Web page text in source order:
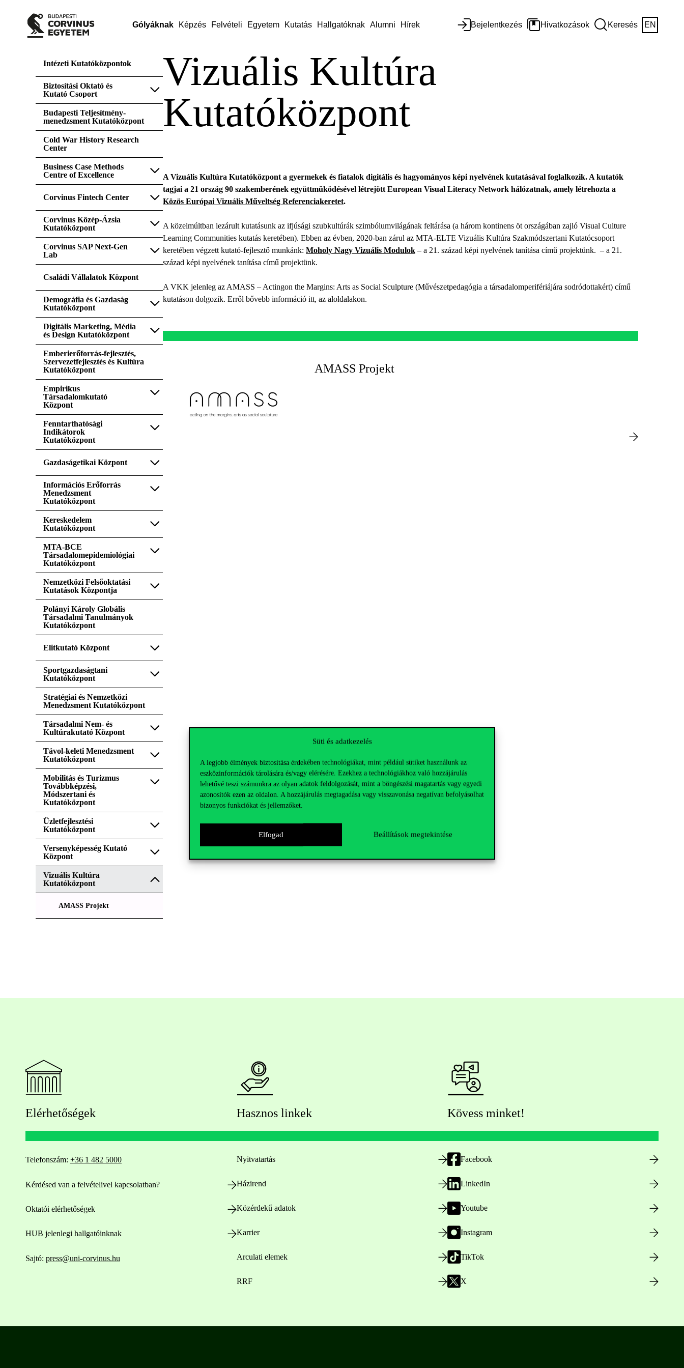
Süti és adatkezelés
A legjobb élmények biztosítása érdekében technológiákat, mint például sütiket használunk az
eszközinformációk tárolására és/vagy elérésére. Ezekhez a technológiákhoz való hozzájárulás
lehetővé teszi számunkra az olyan adatok feldolgozását, mint a böngészési magatartás vagy egyedi
azonosítók ezen az oldalon. A hozzájárulás megtagadása vagy visszavonása negatívan befolyásolhat
bizonyos funkciókat és jellemzőket.
Elfogad Beállítások megtekintése
Gólyáknak Képzés Felvételi Egyetem Kutatás Hallgatóknak Alumni Hírek Bejelentkezés Hivatkozások Keresés EN
Intézeti Kutatóközpontok
Biztosítási Oktató és
Kutató Csoport
Budapesti Teljesítmény-
menedzsment Kutatóközpont
Cold War History Research
Center
Business Case Methods
Centre of Excellence
Corvinus Fintech Center
Corvinus Közép-Ázsia
Kutatóközpont
Corvinus SAP Next-Gen
Lab
Családi Vállalatok Központ
Demográfia és Gazdaság
Kutatóközpont
Digitális Marketing, Média
és Design Kutatóközpont
Emberierőforrás-fejlesztés,
Szervezetfejlesztés és Kultúra
Kutatóközpont
Empirikus
Társadalomkutató
Központ
Fenntarthatósági
Indikátorok
Kutatóközpont
Gazdaságetikai Központ
Információs Erőforrás
Menedzsment
Kutatóközpont
Kereskedelem
Kutatóközpont
MTA-BCE
Társadalomepidemiológiai
Kutatóközpont
Nemzetközi Felsőoktatási
Kutatások Központja
Polányi Károly Globális
Társadalmi Tanulmányok
Kutatóközpont
Elitkutató Központ
Sportgazdaságtani
Kutatóközpont
Stratégiai és Nemzetközi
Menedzsment Kutatóközpont
Társadalmi Nem- és
Kultúrakutató Központ
Távol-keleti Menedzsment
Kutatóközpont
Mobilitás és Turizmus
Továbbképzési,
Módszertani és
Kutatóközpont
Üzletfejlesztési
Kutatóközpont
Versenyképesség Kutató
Központ
Vizuális Kultúra
Kutatóközpont
AMASS Projekt
Vizuális Kultúra
Kutatóközpont
A Vizuális Kultúra Kutatóközpont a gyermekek és fiatalok digitális és hagyományos képi nyelvének kutatásával foglalkozik. A kutatók
tagjai a 21 ország 90 szakemberének együttműködésével létrejött European Visual Literacy Network hálózatnak, amely létrehozta a
Közös Európai Vizuális Műveltség Referenciakeretet.
A közelmúltban lezárult kutatásunk az ifjúsági szubkultúrák szimbólumvilágának feltárása (a három kontinens öt országában zajló Visual Culture
Learning Communities kutatás keretében). Ebben az évben, 2020-ban zárul az MTA-ELTE Vizuális Kultúra Szakmódszertani Kutatócsoport
keretében végzett kutató-fejlesztő munkánk: Moholy Nagy Vizuális Modulok – a 21. század képi nyelvének tanítása című projektünk. – a 21.
század képi nyelvének tanítása című projektünk.
A VKK jelenleg az AMASS – Actingon the Margins: Arts as Social Sculpture (Művészetpedagógia a társadalomperifériájára sodródottakért) című
kutatáson dolgozik. Erről bővebb információ itt, az aloldalakon.
AMASS Projekt
Elérhetőségek
Telefonszám: +36 1 482 5000
Kérdésed van a felvételivel kapcsolatban?
Oktatói elérhetőségek
HUB jelenlegi hallgatóinknak
Sajtó: press@uni-corvinus.hu
Hasznos linkek
Nyitvatartás
Házirend
Közérdekű adatok
Karrier
Arculati elemek
RRF
Kövess minket!
Facebook
LinkedIn
Youtube
Instagram
TikTok
X